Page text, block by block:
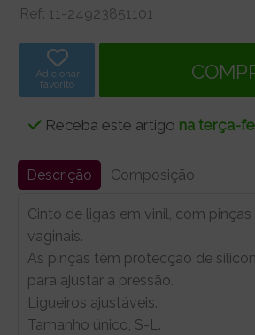
Ref: 11-24923851101
Adicionar
favorito
Receba este artigo na terça-
Descrição Composição
Cinto de ligas em vinil, com
vaginais.
As pinças têm protecção de
para ajustar a pressão.
Ligueiros ajustáveis.
Tamanho único, S-L.